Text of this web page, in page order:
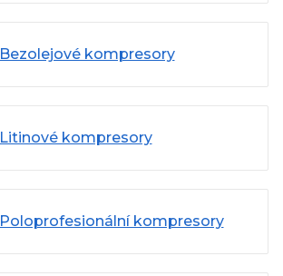
Bezolejové kompresory
Litinové kompresory
Poloprofesionální kompresory